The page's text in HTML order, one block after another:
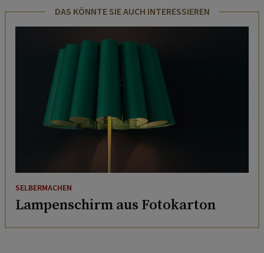
DAS KÖNNTE SIE AUCH INTERESSIEREN
SELBERMACHEN
Lampenschirm aus Fotokarton